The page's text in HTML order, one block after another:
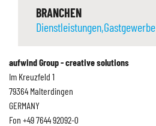
BRANCHEN
Dienstleistungen Gastgewerbe
aufwind Group - creative solutions
Im Kreuzfeld 1
79364 Malterdingen
GERMANY
Fon +49 7644 92092-0